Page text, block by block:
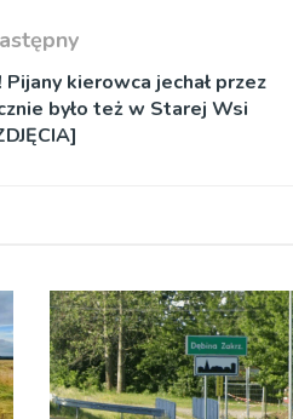
kierowca jechał przez
było też w Starej Wsi